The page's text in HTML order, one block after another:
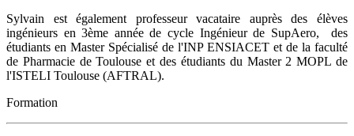
Sylvain est également professeur vacataire auprès des élèves
ingénieurs en 3ème année de cycle Ingénieur de SupAero, des
étudiants en Master Spécialisé de l'INP ENSIACET et de la faculté
de Pharmacie de Toulouse et des étudiants du Master 2 MOPL de
l'ISTELI Toulouse (AFTRAL).
Formation